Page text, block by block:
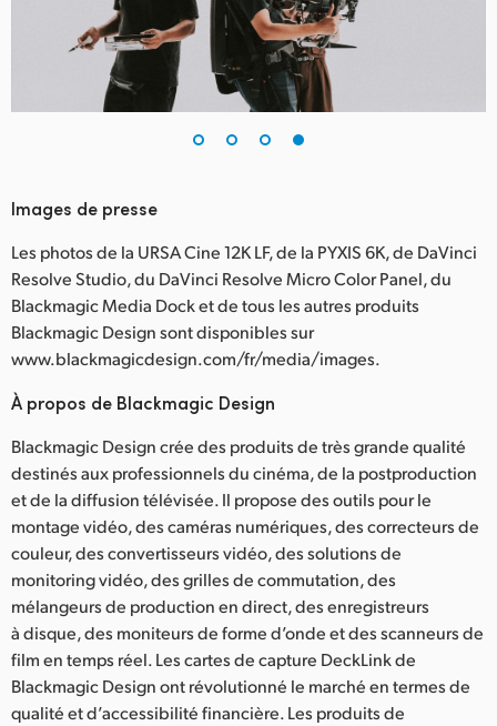
Images de presse
Les photos de la URSA Cine 12K LF, de la PYXIS 6K, de DaVinci
Resolve Studio, du DaVinci Resolve Micro Color Panel, du
Blackmagic Media Dock et de tous les autres produits
Blackmagic Design sont disponibles sur
www.blackmagicdesign.com/fr/media/images.
À propos de Blackmagic Design
Blackmagic Design crée des produits de très grande qualité
destinés aux professionnels du cinéma, de la postproduction
et de la diffusion télévisée. Il propose des outils pour le
montage vidéo, des caméras numériques, des correcteurs de
couleur, des convertisseurs vidéo, des solutions de
monitoring vidéo, des grilles de commutation, des
mélangeurs de production en direct, des enregistreurs
à disque, des moniteurs de forme d’onde et des scanneurs de
film en temps réel. Les cartes de capture DeckLink de
Blackmagic Design ont révolutionné le marché en termes de
qualité et d’accessibilité financière. Les produits de